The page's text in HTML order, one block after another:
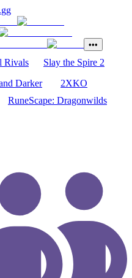
•••
Rivals
Slay the Spire 2
Darker
2XKO
RuneScape: Dragonwilds